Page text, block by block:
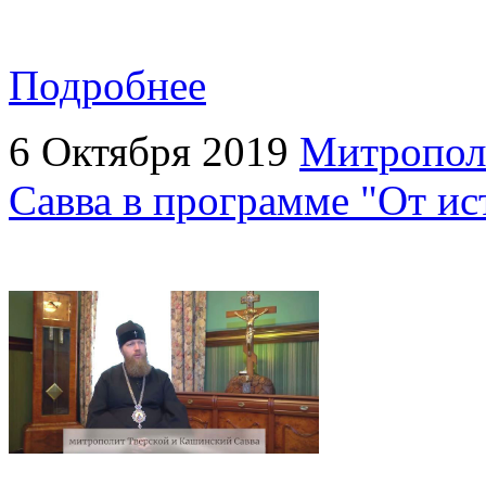
Подробнее
6 Октября 2019
Савва в программе "От